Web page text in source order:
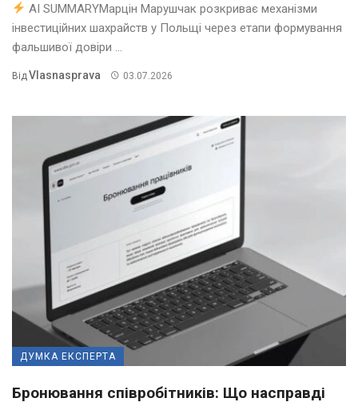
AI SUMMARYМарцін Марушчак розкриває механізми
інвестиційних шахрайств у Польщі через етапи формування
фальшивої довіри ...
Від Vlasnasprava 03.07.2026
ДУМКА ЕКСПЕРТА
Бронювання співробітників: Що насправді